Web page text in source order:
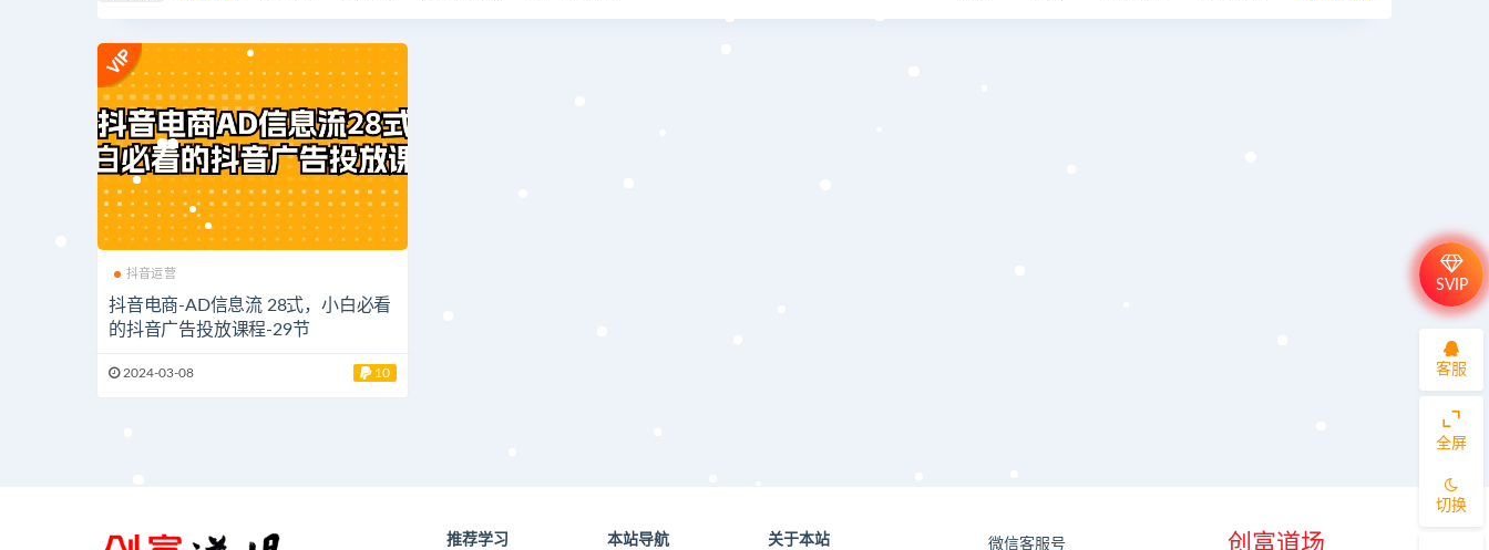
抖音运营
抖音电商-AD信息流 28式，小白必看
的抖音广告投放课程-29节
2024-03-08 10
推荐学习 本站导航 关于本站 微信客服号 创富道场
SVIP
客服
全屏
切换